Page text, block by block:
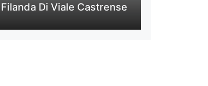
Filanda Di Viale Castrense